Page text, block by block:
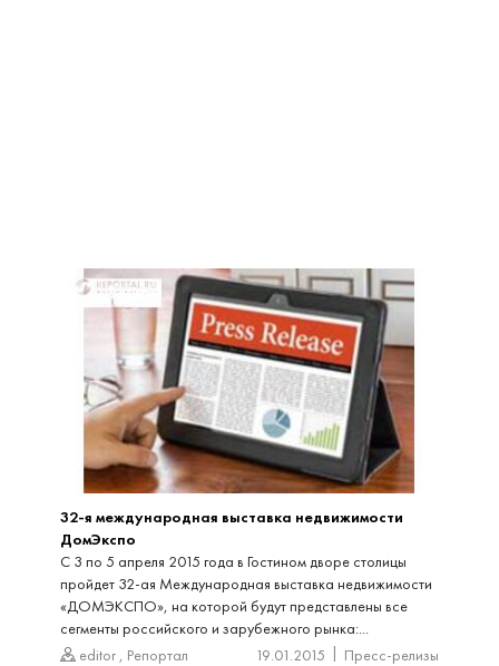
32-я международная выставка недвижимости
ДомЭкспо
С 3 по 5 апреля 2015 года в Гостином дворе столицы
пройдет 32-ая Международная выставка недвижимости
«ДОМЭКСПО», на которой будут представлены все
сегменты российского и зарубежного рынка:...
editor , Репортал 19.01.2015
Пресс-релизы